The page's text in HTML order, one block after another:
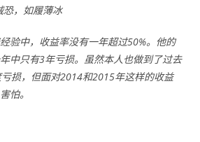
恐，如履薄冰
验中，收益率没有一年超过50%。他的
中只有3年亏损。虽然本人也做到了过去
损，但面对2014和2015年这样的收益
怕。